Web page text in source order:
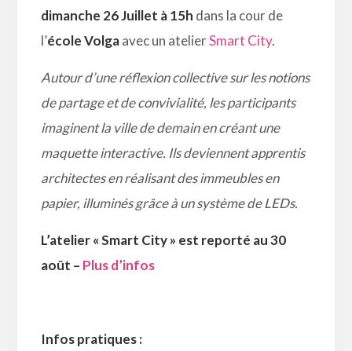
dimanche 26 Juillet à 15h dans la cour de
l’école Volgaavec un atelierSmart City.
Autour d’une réflexion collective sur les notions
de partage et de convivialité, les participants
imaginent la ville de demain en créant une
maquette interactive. Ils deviennent apprentis
architectes en réalisant des immeubles en
papier, illuminés grâce à un système de LEDs.
L’atelier « Smart City » est reporté au 30
août – Plus d’infos
Infos pratiques :